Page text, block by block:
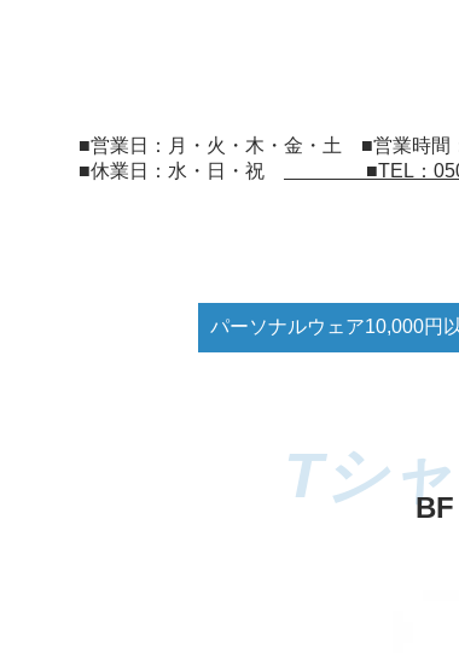
■営業日：月・火・木・金・土 ■営業時間
■休業日：水・日・祝
■TEL：050-
パーソナルウェア10,000円